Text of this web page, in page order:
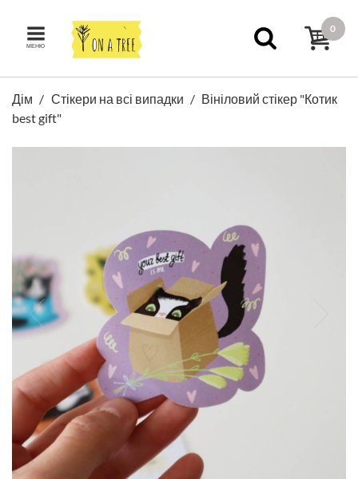
МЕНЮ
0
Дім Стікери на всі випадки
Вініловий стікер "Котик
best gift"